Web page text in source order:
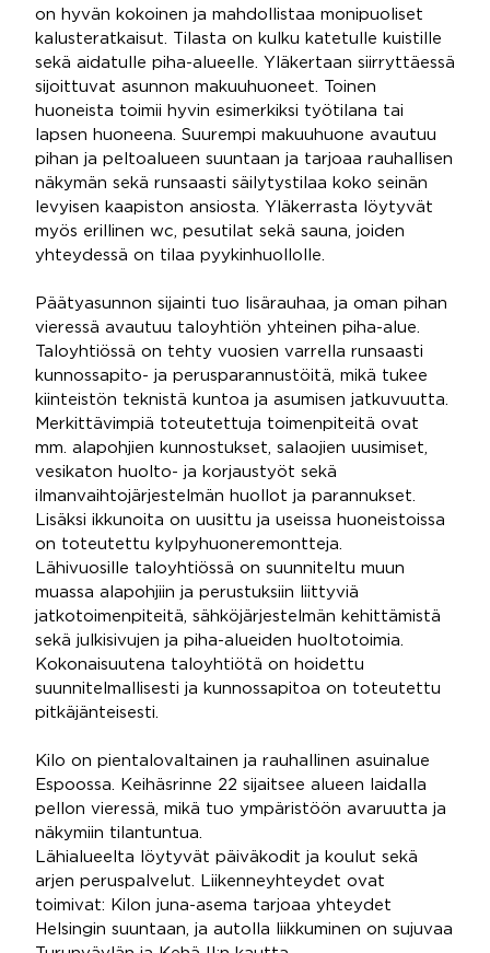
on hyvän kokoinen ja mahdollistaa monipuoliset
kalusteratkaisut. Tilasta on kulku katetulle kuistille
sekä aidatulle piha-alueelle. Yläkertaan siirryttäessä
sijoittuvat asunnon makuuhuoneet. Toinen
huoneista toimii hyvin esimerkiksi työtilana tai
lapsen huoneena. Suurempi makuuhuone avautuu
pihan ja peltoalueen suuntaan ja tarjoaa rauhallisen
näkymän sekä runsaasti säilytystilaa koko seinän
levyisen kaapiston ansiosta. Yläkerrasta löytyvät
myös erillinen wc, pesutilat sekä sauna, joiden
yhteydessä on tilaa pyykinhuollolle.
Päätyasunnon sijainti tuo lisärauhaa, ja oman pihan
vieressä avautuu taloyhtiön yhteinen piha-alue.
Taloyhtiössä on tehty vuosien varrella runsaasti
kunnossapito- ja perusparannustöitä, mikä tukee
kiinteistön teknistä kuntoa ja asumisen jatkuvuutta.
Merkittävimpiä toteutettuja toimenpiteitä ovat
mm. alapohjien kunnostukset, salaojien uusimiset,
vesikaton huolto- ja korjaustyöt sekä
ilmanvaihtojärjestelmän huollot ja parannukset.
Lisäksi ikkunoita on uusittu ja useissa huoneistoissa
on toteutettu kylpyhuoneremontteja.
Lähivuosille taloyhtiössä on suunniteltu muun
muassa alapohjiin ja perustuksiin liittyviä
jatkotoimenpiteitä, sähköjärjestelmän kehittämistä
sekä julkisivujen ja piha-alueiden huoltotoimia.
Kokonaisuutena taloyhtiötä on hoidettu
suunnitelmallisesti ja kunnossapitoa on toteutettu
pitkäjänteisesti.
Kilo on pientalovaltainen ja rauhallinen asuinalue
Espoossa. Keihäsrinne 22 sijaitsee alueen laidalla
pellon vieressä, mikä tuo ympäristöön avaruutta ja
näkymiin tilantuntua.
Lähialueelta löytyvät päiväkodit ja koulut sekä
arjen peruspalvelut. Liikenneyhteydet ovat
toimivat: Kilon juna-asema tarjoaa yhteydet
Helsingin suuntaan, ja autolla liikkuminen on sujuvaa